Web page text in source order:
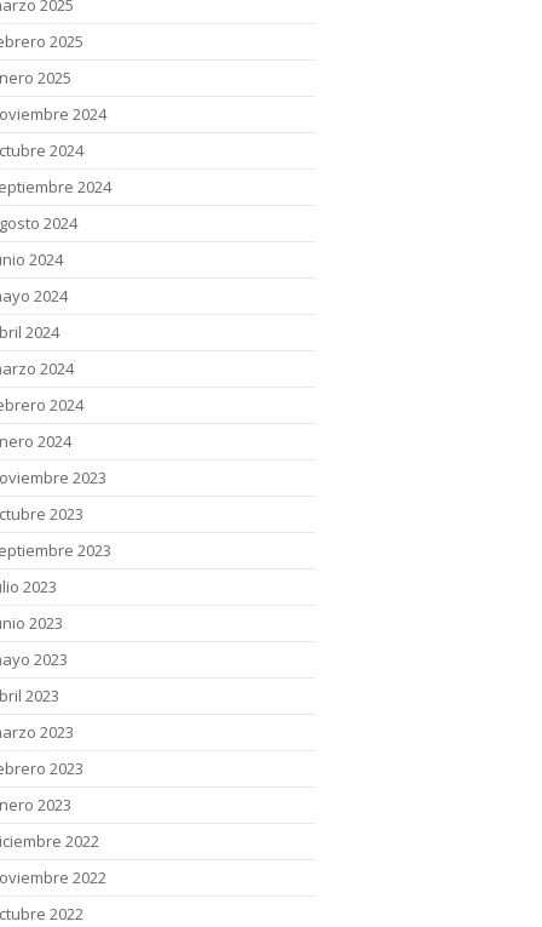
2025
2025
2024
2024
2024
2024
2024
2024
2024
2024
2024
2024
2023
2023
2023
2023
2023
2023
2023
2023
2023
2023
2022
2022
2022